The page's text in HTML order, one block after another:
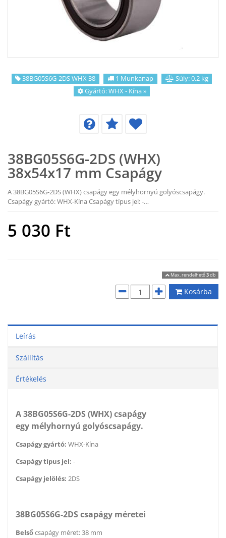
38BG05S6G-2DS WHX 38 1 Munkanap
Súly: 0.2 kg
Gyártó:WHX - Kína»
38BG05S6G-2DS (WHX)
38x54x17 mm Csapágy
A 38BG05S6G-2DS (WHX) csapágy egy mélyhornyú golyóscsapágy.
Csapágy gyártó: WHX-Kína Csapágy típus jel: -…
5 030 Ft
Max. rendelhető3db
Kosárba
Leírás
Szállítás
Értékelés
A 38BG05S6G-2DS (WHX) csapágy
egy mélyhornyú golyóscsapágy.
Csapágy gyártó: WHX-Kína
Csapágy típus jel: -
Csapágy jelölés: 2DS
38BG05S6G-2DS csapágy méretei
Belsőcsapágy méret: 38 mm